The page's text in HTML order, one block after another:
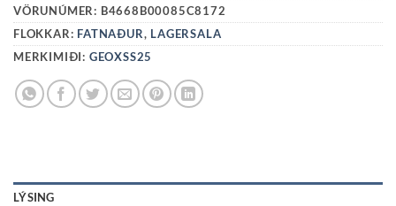
VÖRUNÚMER: B4668B00085C8172
FLOKKAR: FATNAÐUR, LAGERSALA
MERKIMIÐI: GEOXSS25
LÝSING